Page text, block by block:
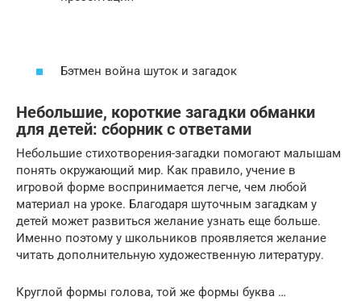
Бэтмен война шуток и загадок
Небольшие, короткие загадки обманки
для детей: сборник с ответами
Небольшие стихотворения-загадки помогают малышам
понять окружающий мир. Как правило, учение в
игровой форме воспринимается легче, чем любой
материал на уроке. Благодаря шуточным загадкам у
детей может развиться желание узнать еще больше.
Именно поэтому у школьников проявляется желание
читать дополнительную художественную литературу.
Круглой формы голова, той же формы буква …